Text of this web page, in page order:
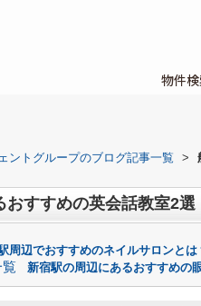
物件
ントグループのブログ記事一覧 >
すすめの英会話教室2選
辺でおすすめのネイルサロンとは
覧 新宿駅の周辺にあるおすすめの